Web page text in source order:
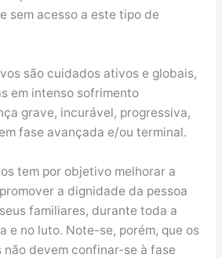
sem acesso a este tipo de
são cuidados ativos e globais,
em intenso sofrimento
grave, incurável, progressiva,
fase avançada e/ou terminal.
tem por objetivo melhorar a
a dignidade da pessoa
familiares, durante toda a
e no luto. Note-se, porém, que os
devem confinar-se à fase